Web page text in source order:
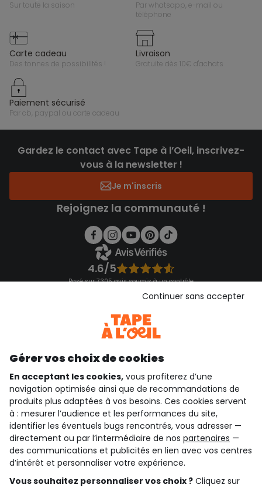
sur toute la saison
par whatsapp, e-mail ou
téléphone
carte cadeau
des tonnes de possibilités !
livraison
gratuite dès 10€ d'achats
paiement sécurisé
par cb, paypal ou carte cadeau
Gardez le contact avec Tape à l’Oeil, inscrivez-
vous à la newsletter !
Je m'inscris
Rejoignez la communauté !
4.6/5
Basé sur 7 305 avis soumis à un contrôle
Consulter les CGU
qui sommes-nous ?
besoin d'aide ?
le club fidélité
notre catalogue
Gérer vos choix de cookies
En acceptant les cookies, vous profiterez d’une
navigation optimisée ainsi que de recommandations de
produits plus adaptées à vos besoins. Ces cookies servent
à : mesurer l’audience et les performances du site,
identifier les éventuels bugs rencontrés, vous adresser —
directement ou par l’intermédiaire de nos partenaires —
des communications et publicités en lien avec vos centres
d’intérêt et personnaliser votre expérience.
Vous souhaitez personnaliser vos choix ? Cliquez sur
Continuer sans accepter